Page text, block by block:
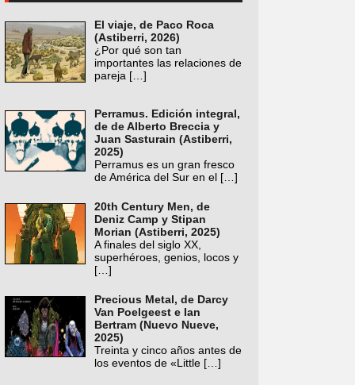
El viaje, de Paco Roca
(Astiberri, 2026)
¿Por qué son tan
importantes las relaciones de
pareja […]
Perramus. Edición integral,
de de Alberto Breccia y
Juan Sasturain (Astiberri,
2025)
Perramus es un gran fresco
de América del Sur en el […]
20th Century Men, de
Deniz Camp y Stipan
Morian (Astiberri, 2025)
A finales del siglo XX,
superhéroes, genios, locos y
[…]
Precious Metal, de Darcy
Van Poelgeest e Ian
Bertram (Nuevo Nueve,
2025)
Treinta y cinco años antes de
los eventos de «Little […]